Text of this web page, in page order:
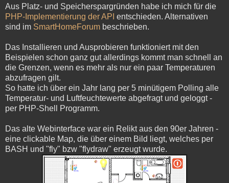
Aus Platz- und Speicherspargründen habe ich mich für die
PHP-Implementierung der API entschieden. Alternativen
sind im SmartHomeForum beschrieben.
Das Installieren und Ausprobieren funktioniert mit den
Beispielen schon ganz gut allerdings kommt man schnell an
die Grenzen, wenn es mehr als nur ein paar Temperaturen
abzufragen gilt.
So hatte ich über ein Jahr lang per 5 minütigem Polling alle
Temperatur- und Luftfeuchtewerte abgefragt und geloggt -
per PHP-Shell Programm.
Das alte Webinterface war ein Relikt aus den 90er Jahren -
eine clickable Map, die über einem Bild liegt, welches per
BASH und "fly" bzw "flydraw" erzeugt wurde.